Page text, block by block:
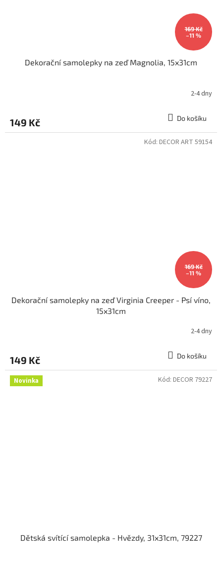
169 Kč
–11 %
Dekorační samolepky na zeď Magnolia, 15x31cm
2-4 dny
149 Kč Do košíku
169 Kč
–11 %
Dekorační samolepky na zeď Virginia Creeper - Psí víno,
15x31cm
2-4 dny
149 Kč Do košíku
Kód: DECOR ART 59154
Novinka
Dětská svítící samolepka - Hvězdy, 31x31cm, 79227
Kód: DECOR 79227